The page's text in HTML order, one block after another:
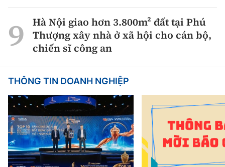
Hà Nội giao hơn 3.800m² đất tại Phú
Thượng xây nhà ở xã hội cho cán bộ,
chiến sĩ công an
THÔNG TIN DOANH NGHIỆP